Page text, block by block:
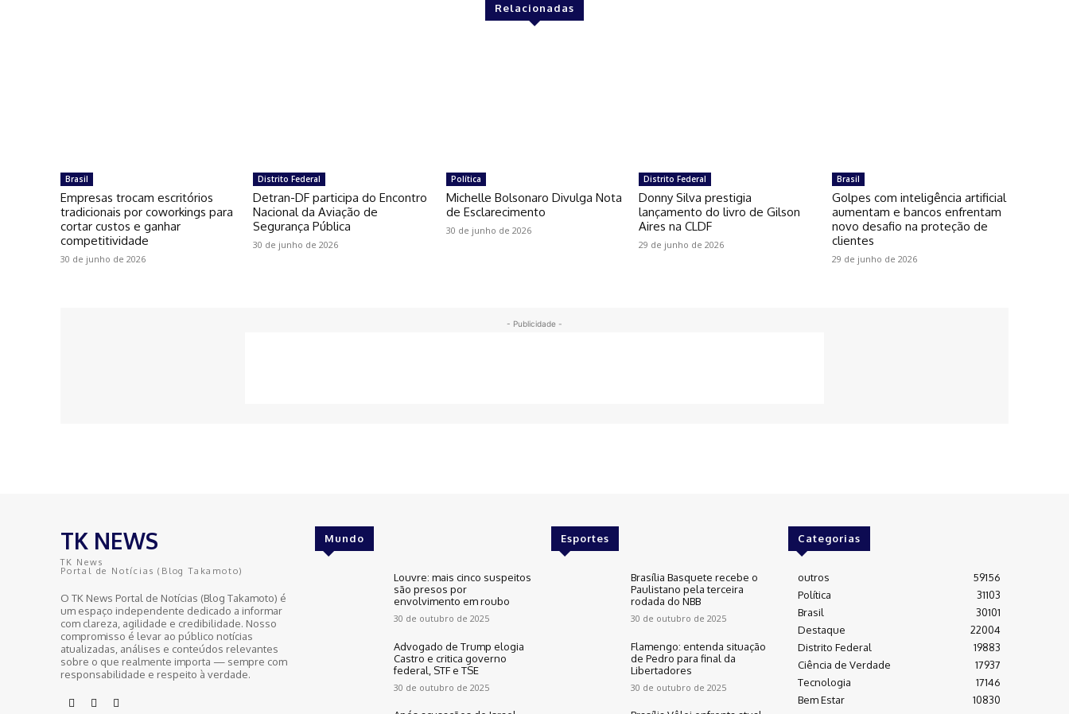
Relacionadas
Brasil
Empresas trocam escritórios
tradicionais por coworkings para
cortar custos e ganhar
competitividade
30 de junho de 2026
Distrito Federal
Detran-DF participa do Encontro
Nacional da Aviação de
Segurança Pública
30 de junho de 2026
Política
Michelle Bolsonaro Divulga Nota
de Esclarecimento
30 de junho de 2026
Distrito Federal
Donny Silva prestigia
lançamento do livro de Gilson
Aires na CLDF
29 de junho de 2026
Brasil
Golpes com inteligência artificial
aumentam e bancos enfrentam
novo desafio na proteção de
clientes
29 de junho de 2026
- Publicidade -
TK NEWS
TK News
Portal de Notícias (Blog Takamoto)
O TK News Portal de Notícias (Blog Takamoto) é
um espaço independente dedicado a informar
com clareza, agilidade e credibilidade. Nosso
compromisso é levar ao público notícias
atualizadas, análises e conteúdos relevantes
sobre o que realmente importa — sempre com
responsabilidade e respeito à verdade.
Mundo
Louvre: mais cinco suspeitos
são presos por
envolvimento em roubo
30 de outubro de 2025
Advogado de Trump elogia
Castro e critica governo
federal, STF e TSE
30 de outubro de 2025
Esportes
Brasília Basquete recebe o
Paulistano pela terceira
rodada do NBB
30 de outubro de 2025
Flamengo: entenda situação
de Pedro para final da
Libertadores
30 de outubro de 2025
Categorias
outros
59156
Política
31103
Brasil
30101
Destaque
22004
Distrito Federal
19883
Ciência de Verdade
17937
Tecnologia
17146
Bem Estar
10830